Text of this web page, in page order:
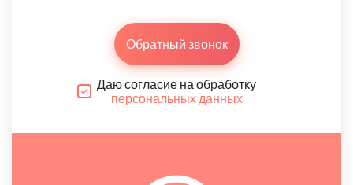
Обратный звонок
Даю согласие на обработку
персональных данных